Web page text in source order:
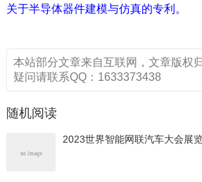
关于半导体器件建模与仿真的专利。
本站部分文章来自互联网，文章版权
疑问请联系QQ：1633373438
随机阅读
2023世界智能网联汽车大会展